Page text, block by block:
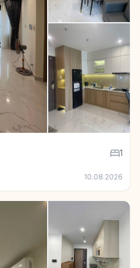
12, 1 спал.
1
10.08.2026